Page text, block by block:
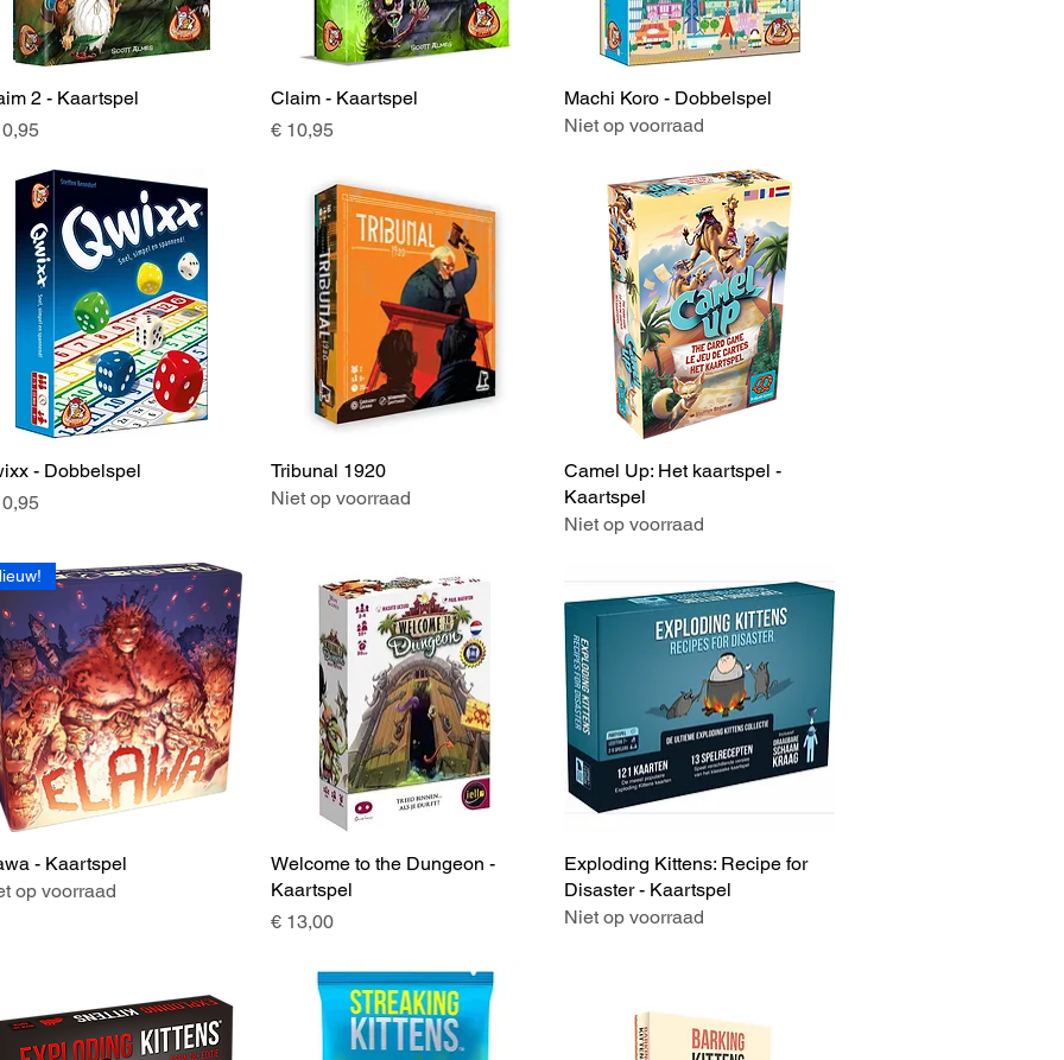
Snel overzicht
2 - Kaartspel
Snel overzicht
Claim - Kaartspel
Prijs
€ 10,95
Snel overzicht
Machi Koro - Dobbelspel
Niet op voorraad
Snel overzicht
- Dobbelspel
Snel overzicht
Tribunal 1920
Niet op voorraad
Snel overzicht
Camel Up: Het kaartspel -
Kaartspel
Niet op voorraad
Snel overzicht
- Kaartspel
op voorraad
Snel overzicht
Welcome to the Dungeon -
Kaartspel
Prijs
€ 13,00
Snel overzicht
Exploding Kittens: Recipe for
Disaster - Kaartspel
Niet op voorraad